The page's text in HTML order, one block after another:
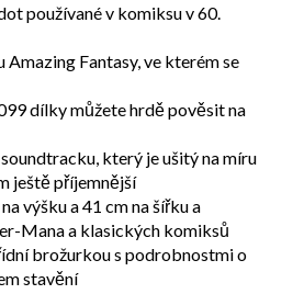
používané v komiksu v 60.
Fantasy, ve kterém se
dílky můžete hrdě pověsit na
který je ušitý na míru
ještě příjemnější
výšku a 41 cm na šířku a
Mana a klasických komiksů
brožurkou s podrobnostmi o
stavění